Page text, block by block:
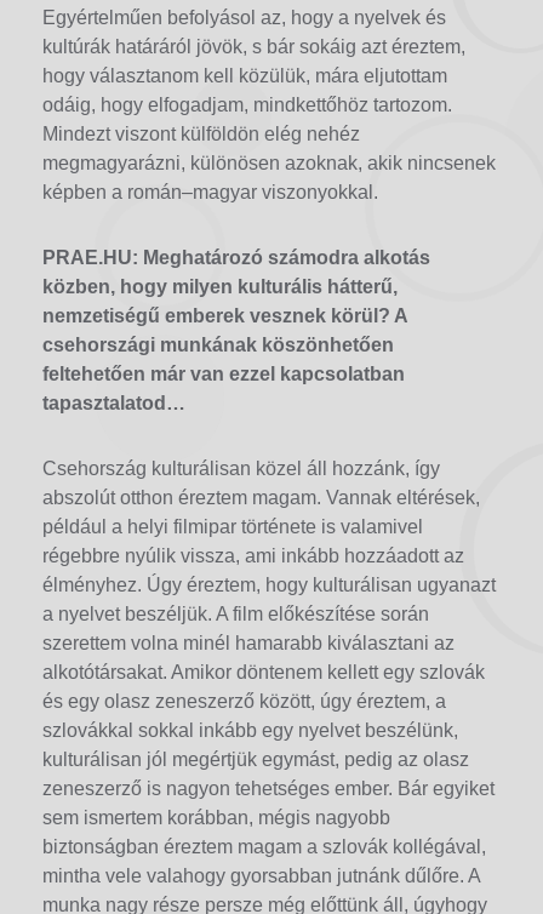
Egyértelműen befolyásol az, hogy a nyelvek és
kultúrák határáról jövök, s bár sokáig azt éreztem,
hogy választanom kell közülük, mára eljutottam
odáig, hogy elfogadjam, mindkettőhöz tartozom.
Mindezt viszont külföldön elég nehéz
megmagyarázni, különösen azoknak, akik nincsenek
képben a román–magyar viszonyokkal.
PRAE.HU: Meghatározó számodra alkotás
közben, hogy milyen kulturális hátterű,
nemzetiségű emberek vesznek körül? A
csehországi munkának köszönhetően
feltehetően már van ezzel kapcsolatban
tapasztalatod…
Csehország kulturálisan közel áll hozzánk, így
abszolút otthon éreztem magam. Vannak eltérések,
például a helyi filmipar története is valamivel
régebbre nyúlik vissza, ami inkább hozzáadott az
élményhez. Úgy éreztem, hogy kulturálisan ugyanazt
a nyelvet beszéljük. A film előkészítése során
szerettem volna minél hamarabb kiválasztani az
alkotótársakat. Amikor döntenem kellett egy szlovák
és egy olasz zeneszerző között, úgy éreztem, a
szlovákkal sokkal inkább egy nyelvet beszélünk,
kulturálisan jól megértjük egymást, pedig az olasz
zeneszerző is nagyon tehetséges ember. Bár egyiket
sem ismertem korábban, mégis nagyobb
biztonságban éreztem magam a szlovák kollégával,
mintha vele valahogy gyorsabban jutnánk dűlőre. A
munka nagy része persze még előttünk áll, úgyhogy